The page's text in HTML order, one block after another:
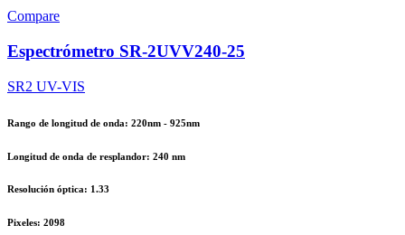
Compare
Espectrómetro SR-2UVV240-25
SR2 UV-VIS
Rango de longitud de onda: 220nm - 925nm
Longitud de onda de resplandor: 240 nm
Resolución óptica: 1.33
Pixeles: 2098